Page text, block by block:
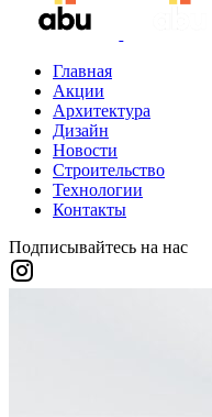
Главная
Акции
Архитектура
Дизайн
Новости
Строительство
Технологии
Контакты
Подписывайтесь на нас